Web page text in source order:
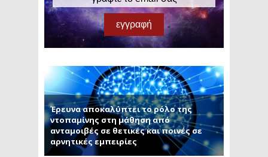
Έρευνα αποκαλύπτει το ρόλο της
ντοπαμίνης στη μάθηση από
ανταμοιβές σε θετικές και ποινές σε
αρνητικές εμπειρίες